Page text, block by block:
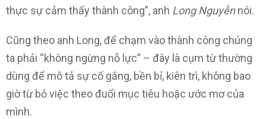
thực sự cảm thấy thành công”, anh Long Nguyễnnói.
Cũng theo anh Long, để chạm vào thành công chúng
ta phải “không ngừng nỗ lực” – đây là cụm từ thường
dùng để mô tả sự cố gắng, bền bỉ, kiên trì, không bao
giờ từ bỏ việc theo đuổi mục tiêu hoặc ước mơ của
mình.